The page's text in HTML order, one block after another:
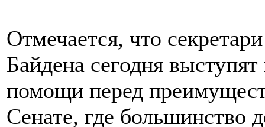
Отмечается, что
Байдена сегодня
помощи перед
Сенате, где большинство